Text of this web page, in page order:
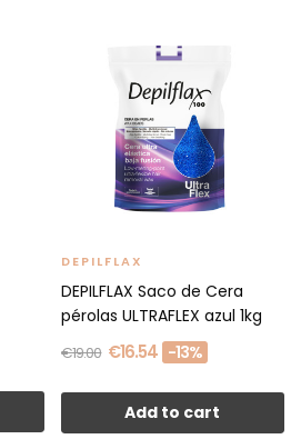
DEPILFLAX
DEPILFLAX Saco de Cera
pérolas ULTRAFLEX azul 1kg
€19.00 €16.54 -13%
Add to cart